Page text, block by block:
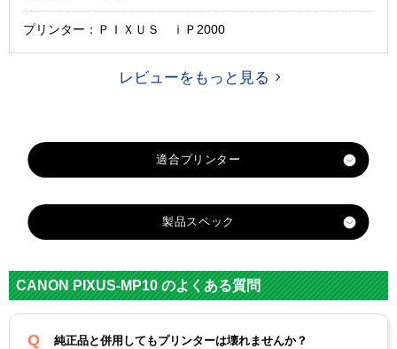
プリンター：ＰＩＸＵＳ ｉＰ2000
レビューをもっと見る
製品スペック
メーカー
キヤノン
対応
純正型番
CANON PIXUS-MP10 のよくある質問
純正品と併用してもプリンターは壊れませんか？